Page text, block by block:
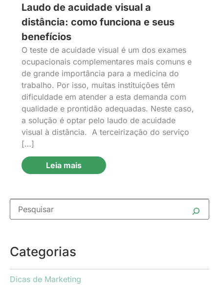
Laudo de acuidade visual a
distância: como funciona e seus
benefícios
O teste de acuidade visual é um dos exames
ocupacionais complementares mais comuns e
de grande importância para a medicina do
trabalho. Por isso, muitas instituições têm
dificuldade em atender a esta demanda com
qualidade e prontidão adequadas. Neste caso,
a solução é optar pelo laudo de acuidade
visual à distância. A terceirização do serviço
[…]
Leia mais
Categorias
Dicas de Marketing